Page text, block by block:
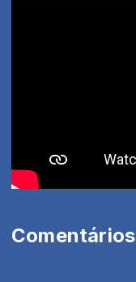
Comentários